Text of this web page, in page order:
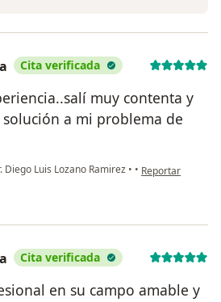
Cita verificada
muy contenta y
a mi problema de
Diego Luis Lozano Ramirez • • en opinión del
Reportar
Cita verificada
en su campo amable y